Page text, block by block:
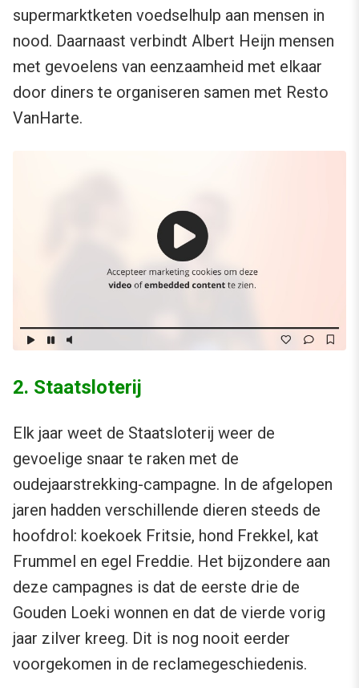
supermarktketen voedselhulp aan mensen in
nood. Daarnaast verbindt Albert Heijn mensen
met gevoelens van eenzaamheid met elkaar
door diners te organiseren samen met Resto
VanHarte.
2. Staatsloterij
Elk jaar weet de Staatsloterij weer de
gevoelige snaar te raken met de
oudejaarstrekking-campagne. In de afgelopen
jaren hadden verschillende dieren steeds de
hoofdrol: koekoek Fritsie, hond Frekkel, kat
Frummel en egel Freddie. Het bijzondere aan
deze campagnes is dat de eerste drie de
Gouden Loeki wonnen en dat de vierde vorig
jaar zilver kreeg. Dit is nog nooit eerder
voorgekomen in de reclamegeschiedenis.